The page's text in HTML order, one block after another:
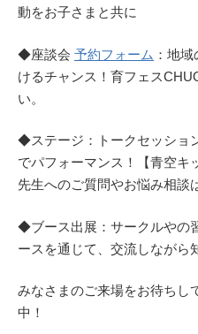
動をお子さまと共に
◆座談会 予約フォーム ：地
けるチャンス！育フェス
い。
◆ステージ：トークセッショ
でパフォーマンス！【青空キ
先生へのご質問やお悩み相談
◆ブース出展：サークルやの
ースを通じて、交流しながら
みなさまのご来場をお待ちし
中！